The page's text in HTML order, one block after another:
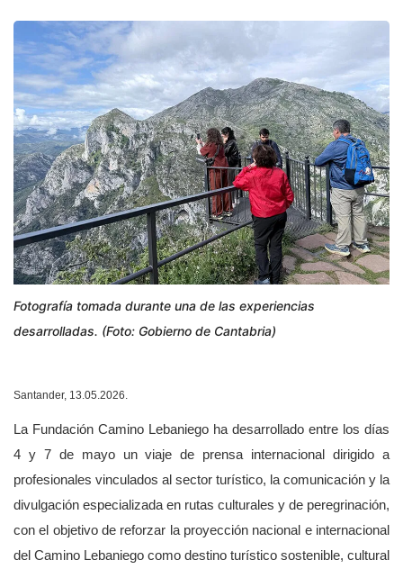
Fotografía tomada durante una de las experiencias
desarrolladas. (Foto: Gobierno de Cantabria)
Santander, 13.05.2026.
La Fundación Camino Lebaniego ha desarrollado entre los días
4 y 7 de mayo un viaje de prensa internacional dirigido a
profesionales vinculados al sector turístico, la comunicación y la
divulgación especializada en rutas culturales y de peregrinación,
con el objetivo de reforzar la proyección nacional e internacional
del Camino Lebaniego como destino turístico sostenible, cultural